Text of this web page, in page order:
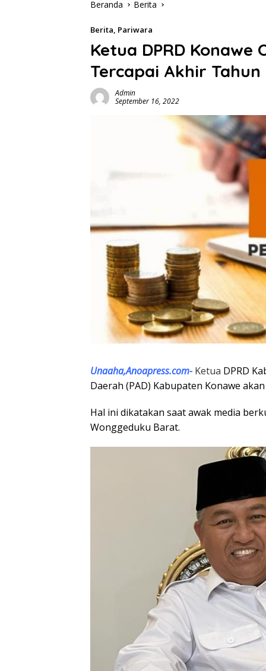
Beranda Berita
Berita, Pariwara
Ketua DPRD Konawe
Tercapai Akhir Tahun
Admin
September 16, 2022
Unaaha,Anoapress.com- Ketua DPRD
Daerah (PAD) Kabupaten Konawe
Hal ini dikatakan saat awak media
Wonggeduku Barat.